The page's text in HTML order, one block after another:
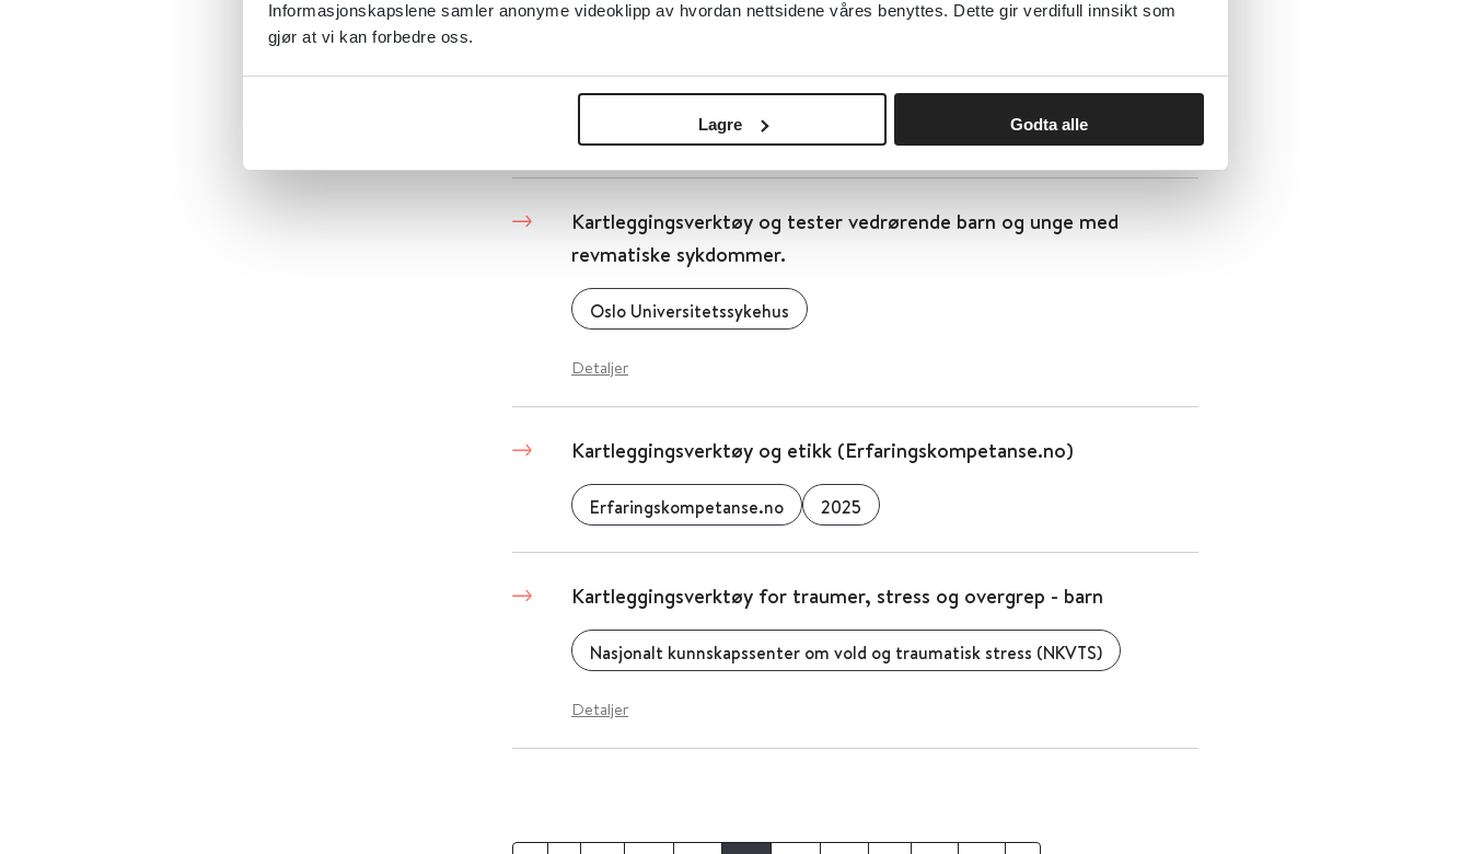
Informasjonskapslene samler anonyme videoklipp av hvordan nettsidene våres benyttes. Dette gir verdifull innsikt som
gjør at vi kan forbedre oss.
Lagre Godta alle
Kartleggingsverktøy traumer - barn og voksne
Nasjonalt kunnskapssenter om vold og traumatisk stress (NKVTS)
Detaljer
Kartleggingsverktøy og tester vedrørende barn og unge med
revmatiske sykdommer.
Oslo Universitetssykehus
Detaljer
Kartleggingsverktøy og etikk (Erfaringskompetanse.no)
Erfaringskompetanse.no 2025
Kartleggingsverktøy for traumer, stress og overgrep - barn
Nasjonalt kunnskapssenter om vold og traumatisk stress (NKVTS)
Detaljer